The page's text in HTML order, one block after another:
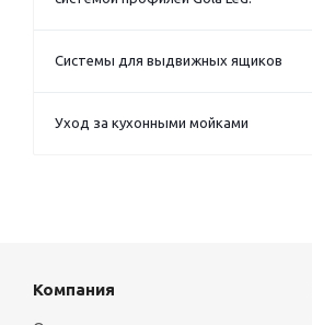
Системы для выдвижных ящиков
Уход за кухонными мойками
Компания